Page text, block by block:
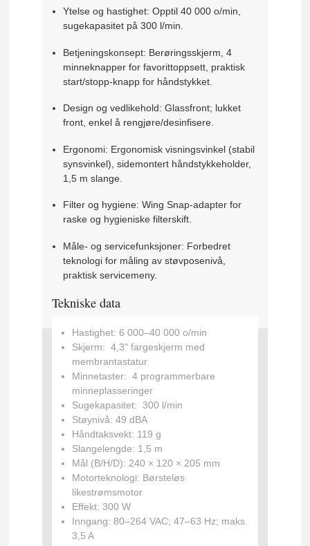
Ytelse og hastighet: Opptil 40 000 o/min,
sugekapasitet på 300 l/min.
Betjeningskonsept: Berøringsskjerm, 4
minneknapper for favorittoppsett, praktisk
start/stopp-knapp for håndstykket.
Design og vedlikehold: Glassfront; lukket
front, enkel å rengjøre/desinfisere.
Ergonomi: Ergonomisk visningsvinkel (stabil
synsvinkel), sidemontert håndstykkeholder,
1,5 m slange.
Filter og hygiene: Wing Snap-adapter for
raske og hygieniske filterskift.
Måle- og servicefunksjoner: Forbedret
teknologi for måling av støvposenivå,
praktisk servicemeny.
Tekniske data
Hastighet: 6 000–40 000 o/min
Skjerm: 4,3" fargeskjerm med
membrantastatur
Minnetaster: 4 programmerbare
minneplasseringer
Sugekapasitet: 300 l/min
Støynivå: 49 dBA
Håndtaksvekt: 119 g
Slangelengde: 1,5 m
Mål (B/H/D): 240 × 120 × 205 mm
Motorteknologi: Børsteløs
likestrømsmotor
Effekt: 300 W
Inngang: 80–264 VAC; 47–63 Hz; maks.
3,5 A